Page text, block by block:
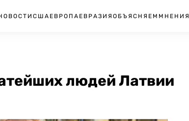
США ЕВРОПА ЕВРАЗИЯ ОБЪЯСНЯЕМ МНЕНИЯ
людей Латвии